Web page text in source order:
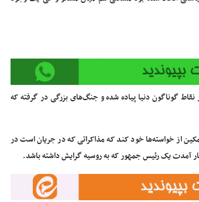
نقاط گوناگون دنیا پیاده شده و جنگ‌های بزرگی در گرفته که
از خواسته‌ها خود کند که مذاکراتی که در جریان است در
آمدت یک رئیس جمهور که به روسیه گرایش داشته باشد.